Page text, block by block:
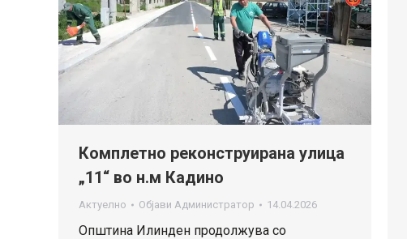
Комплетно реконструирана улица
„11“ во н.м Кадино
Актуелно Објави Администратор 14.04.2026
Општина Илинден продолжува со